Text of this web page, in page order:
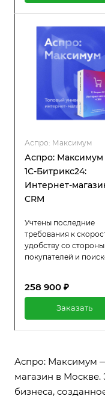
Аспро: Максимум
Аспро: Максимум
1С-Битрикс24:
Интернет-
CRM
Учтены последние
требования к
удобству со стороны
покупателей и
Интернет-магазин +
258 900 ₽
Заказать
Аспро: Максимум
магазин в Москве.
бизнеса,